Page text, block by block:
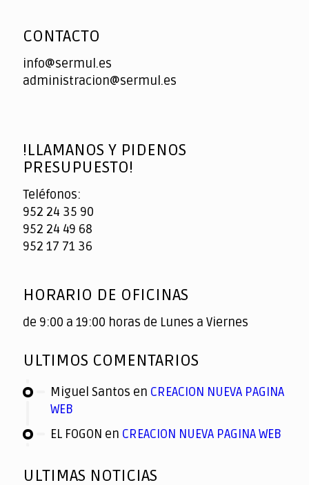
CONTACTO
info@sermul.es
administracion@sermul.es
!LLAMANOS Y PIDENOS
PRESUPUESTO!
Teléfonos:
952 24 35 90
952 24 49 68
952 17 71 36
HORARIO DE OFICINAS
de 9:00 a 19:00 horas de Lunes a Viernes
ULTIMOS COMENTARIOS
Miguel Santos en CREACION NUEVA PAGINA
WEB
EL FOGON en CREACION NUEVA PAGINA WEB
ULTIMAS NOTICIAS